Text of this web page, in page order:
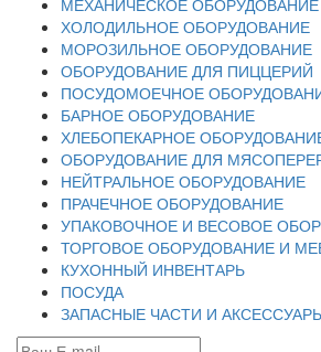
МЕХАНИЧЕСКОЕ ОБОРУДОВАНИЕ
ХОЛОДИЛЬНОЕ ОБОРУДОВАНИЕ
МОРОЗИЛЬНОЕ ОБОРУДОВАНИЕ
ОБОРУДОВАНИЕ ДЛЯ ПИЦЦЕРИЙ
ПОСУДОМОЕЧНОЕ
БАРНОЕ ОБОРУДОВАНИЕ
ХЛЕБОПЕКАРНОЕ
ОБОРУДОВАНИЕ ДЛЯ
НЕЙТРАЛЬНОЕ ОБОРУДОВАНИЕ
ПРАЧЕЧНОЕ ОБОРУДОВАНИЕ
УПАКОВОЧНОЕ И ВЕСОВОЕ
ТОРГОВОЕ ОБОРУДОВАНИЕ И
КУХОННЫЙ ИНВЕНТАРЬ
ПОСУДА
ЗАПАСНЫЕ ЧАСТИ И